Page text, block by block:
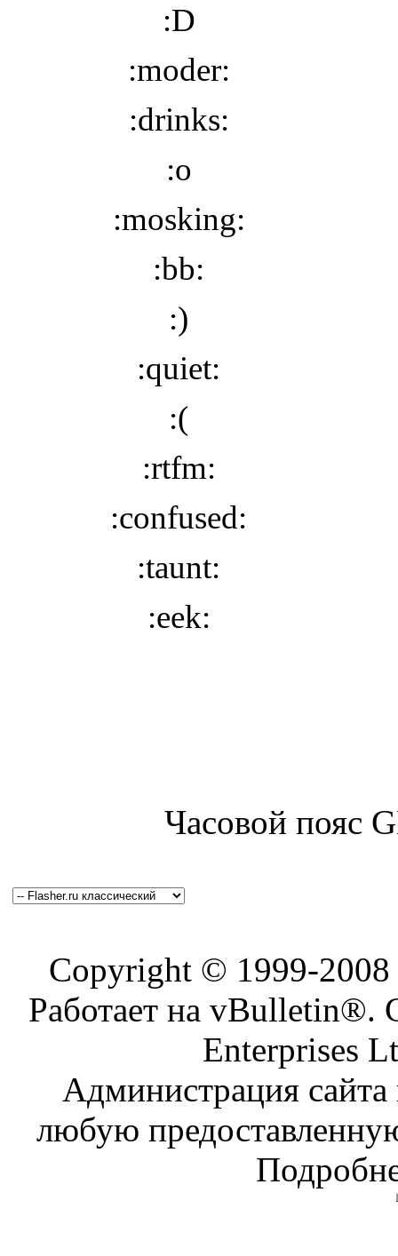
:D
:moder:
:drinks:
:o
:mosking:
:bb:
:)
:quiet:
:(
:rtfm:
:confused:
:taunt:
:eek:
Часовой пояс
Copyright © 1999-2008
Работает на vBulletin®.
Enterprises
Администрация сайта
любую